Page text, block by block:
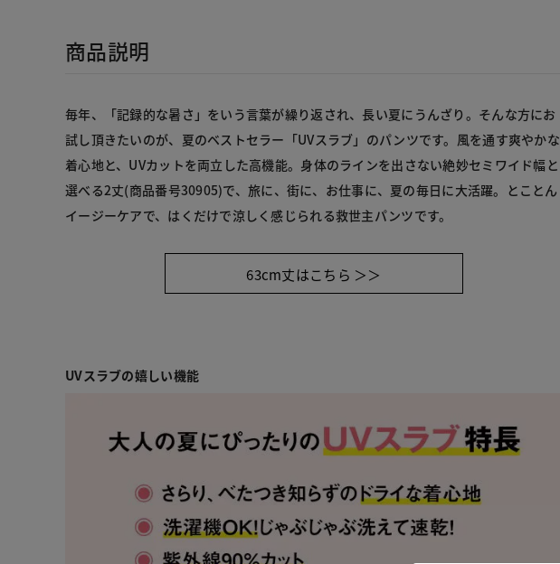
商品説明
毎年、「記録的な暑さ」をいう言葉が繰り返され、長い夏にうんざり。そんな方にお
試し頂きたいのが、夏のベストセラー「UVスラブ」のパンツです。風を通す爽やかな
着心地と、UVカットを両立した高機能。身体のラインを出さない絶妙セミワイド幅と
選べる2丈(商品番号30905)で、旅に、街に、お仕事に、夏の毎日に大活躍。とことん
イージーケアで、はくだけで涼しく感じられる救世主パンツです。
63cm丈はこちら ＞＞
UVスラブの嬉しい機能